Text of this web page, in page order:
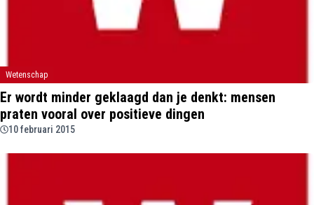
Wetenschap
Er wordt minder geklaagd dan je denkt: mensen
praten vooral over positieve dingen
10 februari 2015